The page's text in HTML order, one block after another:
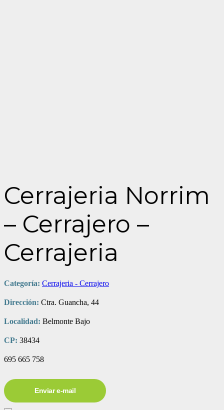
Cerrajeria Norrim
– Cerrajero –
Cerrajeria
Categoría: Cerrajeria - Cerrajero
Dirección: Ctra. Guancha, 44
Localidad: Belmonte Bajo
CP: 38434
695 665 758
Enviar e-mail